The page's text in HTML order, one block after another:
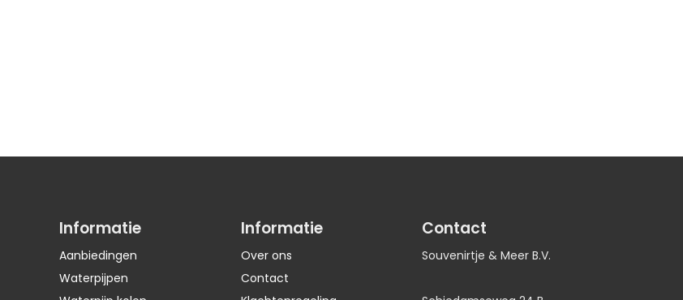
Informatie
Aanbiedingen
Waterpijpen
Informatie
Over ons
Contact
Contact
Souvenirtje & Meer B.V.